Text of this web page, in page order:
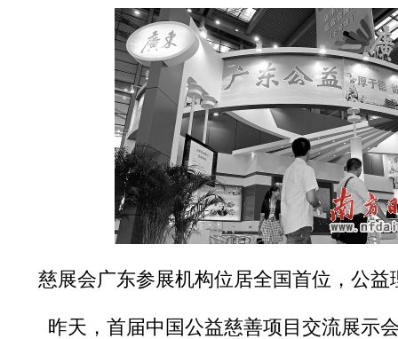
慈展会广东参展机构位居全国首位，公益
昨天，首届中国公益慈善项目交流展示会